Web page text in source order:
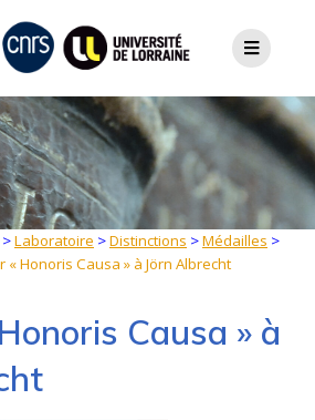
>Laboratoire >Distinctions >Médailles >
« Honoris Causa » à Jörn Albrecht
Causa » à